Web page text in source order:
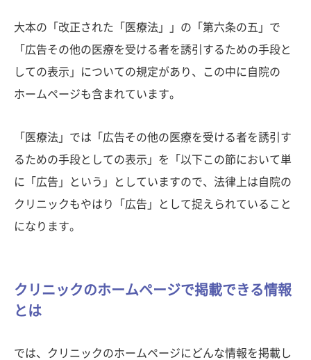
大本の「改正された「医療法」」の「第六条の五」で
「広告その他の医療を受ける者を誘引するための手段と
しての表示」についての規定があり、この中に自院の
ホームページも含まれています。
「医療法」では「広告その他の医療を受ける者を誘引す
るための手段としての表示」を「以下この節において単
に「広告」という」としていますので、法律上は自院の
クリニックもやはり「広告」として捉えられていること
になります。
クリニックのホームページで掲載できる情報
とは
では、クリニックのホームページにどんな情報を掲載し